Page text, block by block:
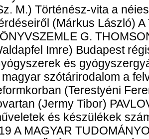
M.) Történész-vita a
(Márkus László)
G.
Imre) Budapest
és
magyar szótárirodalom a
(Terestyéni
(Jermy Tibor)
és készülékek
A MAGYAR